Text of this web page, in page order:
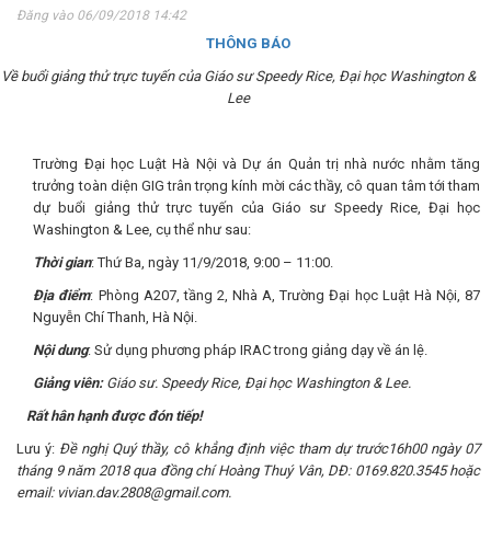
Đăng vào 06/09/2018 14:42
THÔNG BÁO
Về buổi giảng thử trực tuyến của Giáo sư Speedy Rice, Đại học Washington &
Lee
Trường Đại học Luật Hà Nội và Dự án Quản trị nhà nước nhằm tăng
trưởng toàn diện GIG trân trọng kính mời các thầy, cô quan tâm tới tham
dự buổi giảng thử trực tuyến của Giáo sư Speedy Rice, Đại học
Washington & Lee, cụ thể như sau:
Thời gian: Thứ Ba, ngày 11/9/2018, 9:00 – 11:00.
Địa điểm: Phòng A207, tầng 2, Nhà A, Trường Đại học Luật Hà Nội, 87
Nguyễn Chí Thanh, Hà Nội.
Nội dung: Sử dụng phương pháp IRAC trong giảng dạy về án lệ.
Giảng viên: Giáo sư. Speedy Rice, Đại học Washington & Lee.
Rất hân hạnh được đón tiếp!
Lưu ý: Đề nghị Quý thầy, cô khẳng định việc tham dự trước16h00 ngày 07
tháng 9 năm 2018 qua đồng chí Hoàng Thuý Vân, DĐ: 0169.820.3545 hoặc
email: vivian.dav.2808@gmail.com.